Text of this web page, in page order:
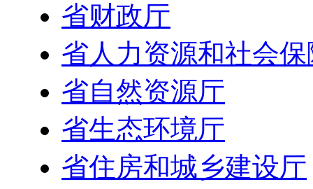
省财政厅
省人力资源和社会
省自然资源厅
省生态环境厅
省住房和城乡建设厅